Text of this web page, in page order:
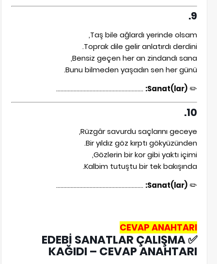
9.
Taş bile ağlardı yerinde olsam,
Toprak dile gelir anlatırdı derdini.
Bensiz geçen her an zindandı sana,
Bunu bilmeden yaşadın sen her günü.
✏️
Sanat(lar):
............................................................
10.
Rüzgâr savurdu saçlarını geceye,
Bir yıldız göz kırptı gökyüzünden.
Gözlerin bir kor gibi yaktı içimi,
Kalbim tutuştu bir tek bakışında.
✏️
Sanat(lar):
............................................................
CEVAP ANAHTARI
✅
EDEBİ SANATLAR ÇALIŞMA
KAĞIDI – CEVAP ANAHTARI